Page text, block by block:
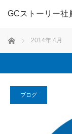
GCストーリー社
ホーム 2014年 4月
ブログ